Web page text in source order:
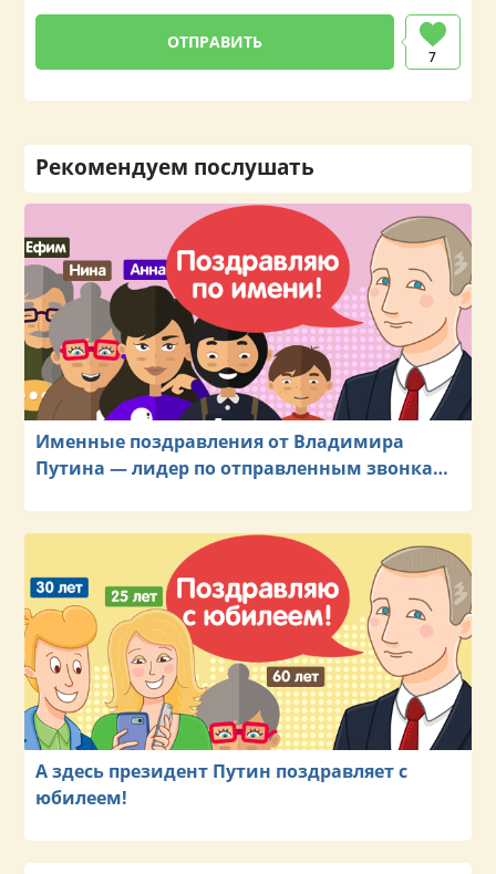
ОТПРАВИТЬ
7
Рекомендуем послушать
Именные поздравления от Владимира
Путина — лидер по отправленным звонкам
А здесь президент Путин поздравляет с
юбилеем!